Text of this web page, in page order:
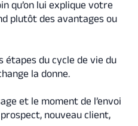
qu’on lui explique votre
plutôt des avantages ou
étapes du cycle de vie du
la donne.
et le moment de l’envoi
nouveau client,